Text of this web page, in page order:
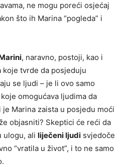
ne mogu poreći osjećaj
što ih Marina “pogleda” i
, naravno, postoji, kao i
koje tvrde da posjeduju
se ljudi – je li ovo samo
omogućava ljudima da
Marina zaista u posjedu moći
objasniti? Skeptici će reći da
ulogu, ali liječeni ljudi svjedoče
“vratila u život”, i to ne samo